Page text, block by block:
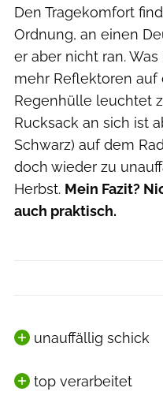
Den Tragekomfort
Ordnung, an einen
er aber nicht ran.
mehr Reflektoren auf
Regenhülle leuchtet
Rucksack an sich ist
Schwarz) auf dem
doch wieder zu
Herbst. Mein Fazit?
auch praktisch.
unauffällig schick
top verarbeitet